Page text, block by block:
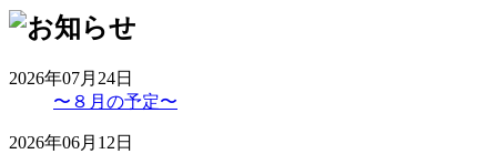
2026年07月24日
〜８月の予定〜
2026年06月12日